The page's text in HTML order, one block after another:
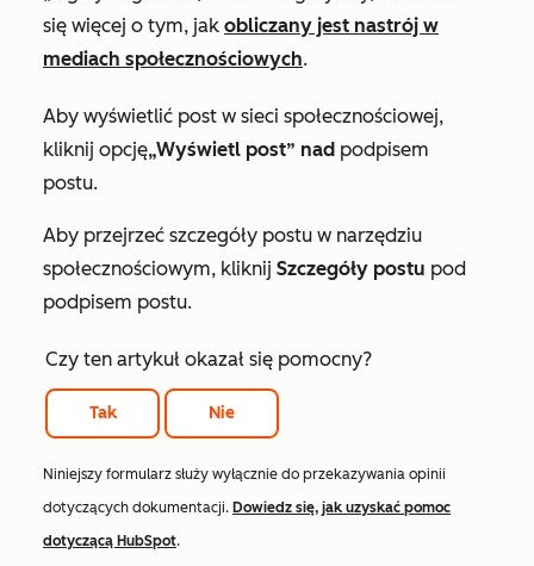
się więcej o tym, jak obliczany jest nastrój w
mediach społecznościowych.
Aby wyświetlić post w sieci społecznościowej,
kliknij opcję„Wyświetl post” nad podpisem
postu.
Aby przejrzeć szczegóły postu w narzędziu
społecznościowym, kliknij Szczegóły postu pod
podpisem postu.
Czy ten artykuł okazał się pomocny?
Tak Nie
Niniejszy formularz służy wyłącznie do przekazywania opinii
dotyczących dokumentacji. Dowiedz się, jak uzyskać pomoc
dotyczącą HubSpot.